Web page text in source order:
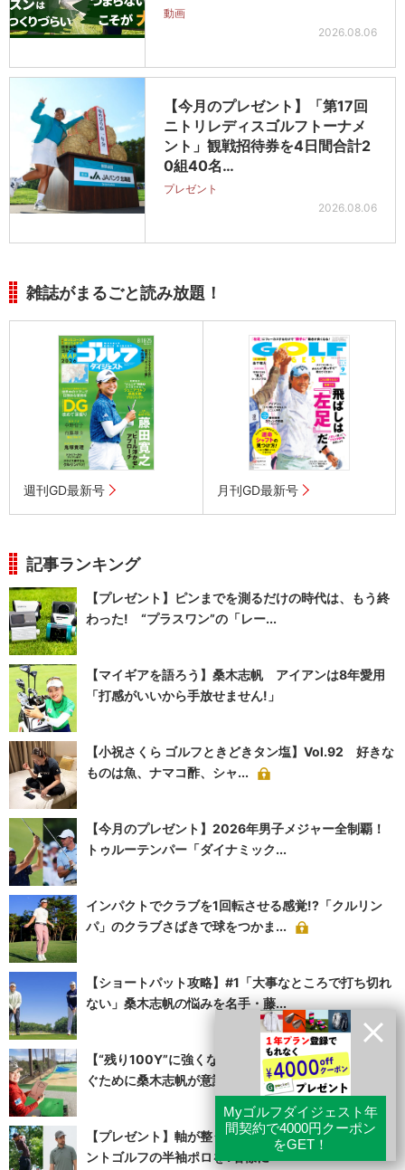
動画
2026.08.06
【今月のプレゼント】「第17回
ニトリレディスゴルフトーナメ
ント」観戦招待券を4日間合計2
0組40名…
プレゼント
2026.08.06
雑誌がまるごと読み放題！
週刊GD最新号 月刊GD最新号
記事ランキング
【プレゼント】ピンまでを測るだけの時代は、もう終
わった! “プラスワン”の「レー...
【マイギアを語ろう】桑木志帆 アイアンは8年愛用
「打感がいいから手放せません!」
【小祝さくら ゴルフときどきタン塩】Vol.92 好きな
ものは魚、ナマコ酢、シャ...
【今月のプレゼント】2026年男子メジャー全制覇！
トゥルーテンパー「ダイナミック...
インパクトでクラブを1回転させる感覚!?「クルリン
パ」のクラブさばきで球をつかま...
【ショートパット攻略】#1「大事なところで打ち切れ
ない」桑木志帆の悩みを名手・藤...
【“残り100Y”に強くなる】#2「左奥」へのミスを防
ぐために桑木志帆が意識して...
【プレゼント】軸が整う！トッププロも愛用するデサ
ントゴルフの半袖ポロを1名様に